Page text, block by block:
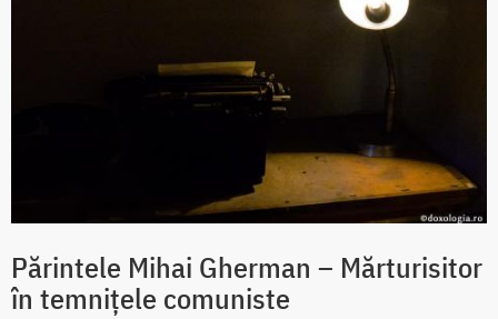
Părintele Mihai Gherman – Mărturisitor
în temnițele comuniste